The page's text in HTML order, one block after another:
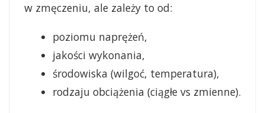
w zmęczeniu, ale zależy to od:
poziomu naprężeń,
jakości wykonania,
środowiska (wilgoć, temperatura),
rodzaju obciążenia (ciągłe vs zmienne).